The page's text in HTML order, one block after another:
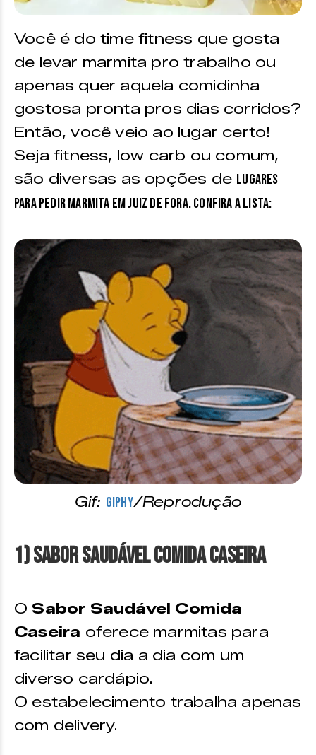
Você é do time fitness que gosta
de levar marmita pro trabalho ou
apenas quer aquela comidinha
gostosa pronta pros dias corridos?
Então, você veio ao lugar certo!
Seja fitness, low carb ou comum,
são diversas as opções de lugares
para pedir marmita em Juiz de Fora. Confira a lista:
Gif: Giphy/Reprodução
1) Sabor Saudável Comida Caseira
O Sabor Saudável Comida
Caseira oferece marmitas para
facilitar seu dia a dia com um
diverso cardápio.
O estabelecimento trabalha apenas
com delivery.